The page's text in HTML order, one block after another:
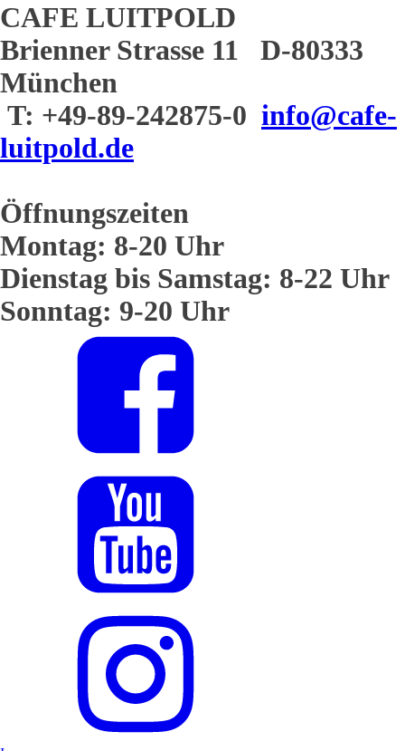
CAFE LUITPOLD
Brienner Strasse 11 D-80333
München
T: +49-89-242875-0 info@cafe-
luitpold.de
Öffnungszeiten
Montag: 8-20 Uhr
Dienstag bis Samstag: 8-22 Uhr
Sonntag: 9-20 Uhr